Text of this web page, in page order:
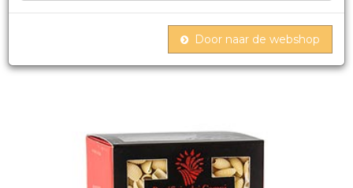
Door naar de webshop